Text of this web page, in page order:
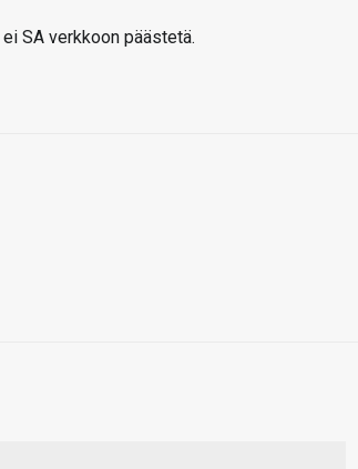
SA verkkoon päästetä.